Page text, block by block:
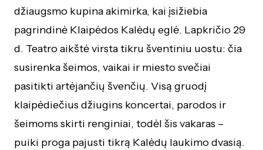
džiaugsmo kupina akimirka, kai įsižiebia
pagrindinė Klaipėdos Kalėdų eglė. Lapkričio 29
d. Teatro aikštė virsta tikru šventiniu uostu: čia
susirenka šeimos, vaikai ir miesto svečiai
pasitikti artėjančių švenčių. Visą gruodį
klaipėdiečius džiugins koncertai, parodos ir
šeimoms skirti renginiai, todėl šis vakaras –
puiki proga pajusti tikrą Kalėdų laukimo dvasią.